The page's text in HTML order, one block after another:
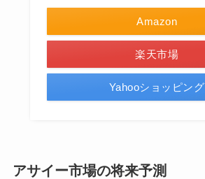
Amazon
楽天市場
Yahooショッピング
アサイー市場の将来予測